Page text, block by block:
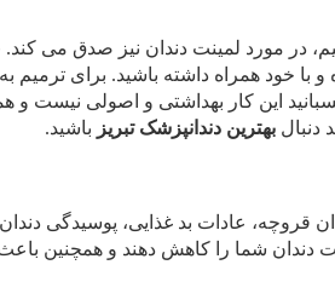
در مورد لمینت دندان نیز صدق می
با خود همراه داشته باشید. برای ترمیم
این کار بهداشتی و اصولی نیست و
دنبال بهترین دندانپزشک تبریز باشید.
قروچه، عادات بد غذایی، پوسیدگی
شما را کاهش دهند و همچنین باعث